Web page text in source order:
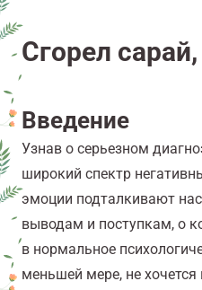
Сгорел
Введение
Узнав о серьезном
широкий спектр
эмоции подталкивают
выводам и поступкам, о
в нормальное
меньшей мере, не